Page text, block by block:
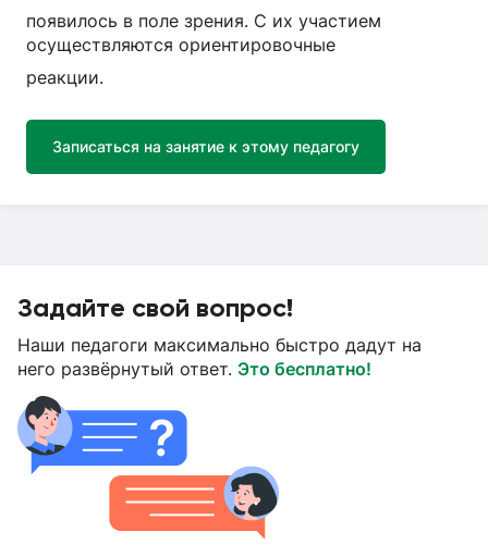
появилось в поле зрения. С их участием
осуществляются ориентировочные
реакции.
Записаться на занятие к этому педагогу
Задайте свой вопрос!
Наши педагоги максимально быстро дадут на
него развёрнутый ответ. Это бесплатно!